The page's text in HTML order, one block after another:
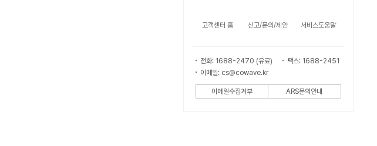
고객센터 홈 신고/문의/제안 서비스도움말
전화: 1688-2470 (유료)
팩스: 1688-2451
이메일: cs@cowave.kr
이메일수집거부 ARS문의안내